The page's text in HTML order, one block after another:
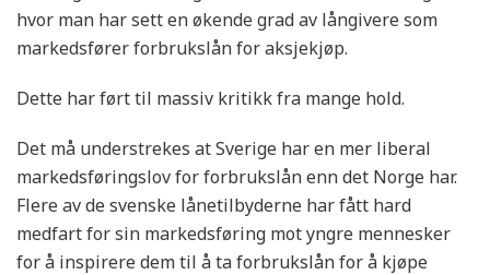
hvor man har sett en økende grad av långivere som
markedsfører forbrukslån for aksjekjøp.
Dette har ført til massiv kritikk fra mange hold.
Det må understrekes at Sverige har en mer liberal
markedsføringslov for forbrukslån enn det Norge har.
Flere av de svenske lånetilbyderne har fått hard
medfart for sin markedsføring mot yngre mennesker
for å inspirere dem til å ta forbrukslån for å kjøpe